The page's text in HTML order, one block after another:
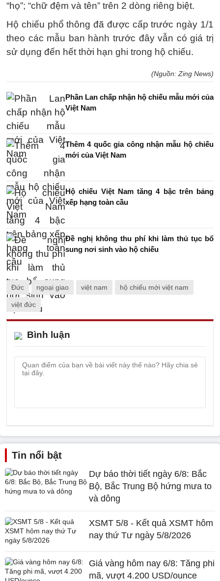
“họ”; “chữ đệm và tên” trên 2 dòng riêng biệt.
Hộ chiếu phổ thông đã được cấp trước ngày 1/1
theo các mẫu ban hành trước đây vẫn có giá trị
sử dụng đến hết thời hạn ghi trong hộ chiếu.
(Nguồn: Zing News)
Phần Lan chấp nhận hộ chiếu mẫu mới của
Việt Nam
Thêm 4 quốc gia công nhận mẫu hộ chiếu
mới của Việt Nam
Hộ chiếu Việt Nam tăng 4 bậc trên bảng
xếp hạng toàn cầu
Đề nghị không thu phí khi làm thủ tục bổ
sung nơi sinh vào hộ chiếu
Đức ngoại giao việt nam hộ chiếu mới việt nam
việt đức
Bình luận
Tin nổi bật
Dự báo thời tiết ngày 6/8: Bắc
Bộ, Bắc Trung Bộ hứng mưa to
và dông
XSMT 5/8 - Kết quả XSMT hôm
nay thứ Tư ngày 5/8/2026
Giá vàng hôm nay 6/8: Tăng phi
mã, vượt 4.200 USD/ounce